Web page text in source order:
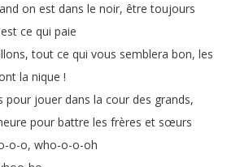
on est dans le noir, être toujours
ce qui paie
,tout ce qui vous semblera bon, les
la nique !
pour jouer dans la cour des grands,
pour battre les frères et sœurs
o-o, who-o-o-oh